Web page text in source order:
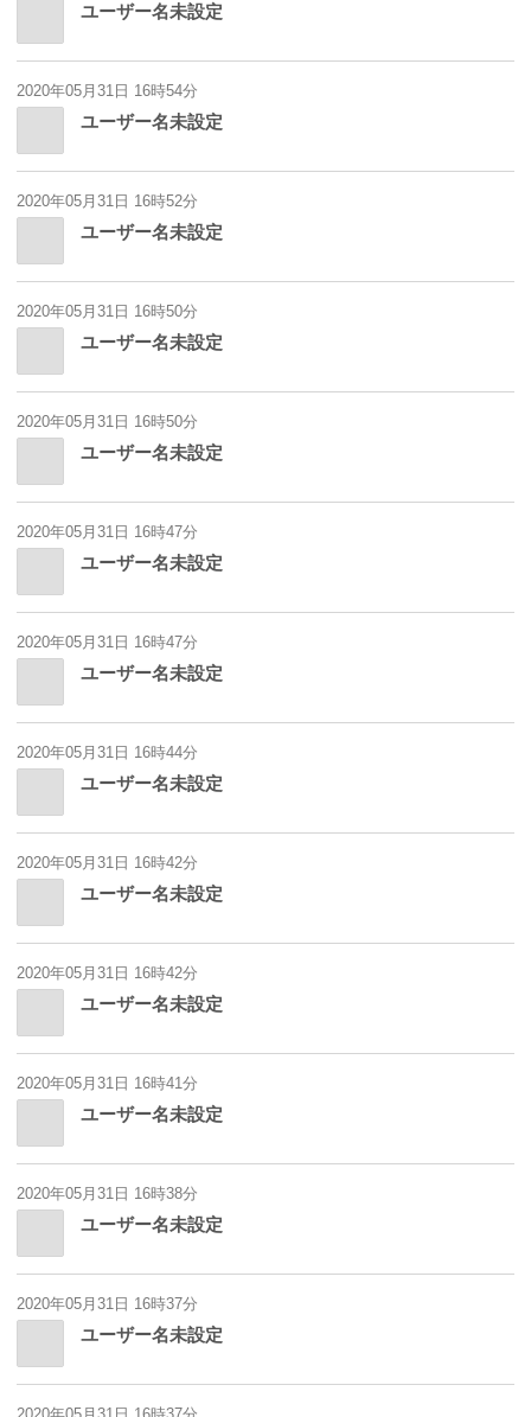
ユーザー名未設定
2020年05月31日 16時54分
ユーザー名未設定
2020年05月31日 16時52分
ユーザー名未設定
2020年05月31日 16時50分
ユーザー名未設定
2020年05月31日 16時50分
ユーザー名未設定
2020年05月31日 16時47分
ユーザー名未設定
2020年05月31日 16時47分
ユーザー名未設定
2020年05月31日 16時44分
ユーザー名未設定
2020年05月31日 16時42分
ユーザー名未設定
2020年05月31日 16時42分
ユーザー名未設定
2020年05月31日 16時41分
ユーザー名未設定
2020年05月31日 16時38分
ユーザー名未設定
2020年05月31日 16時37分
ユーザー名未設定